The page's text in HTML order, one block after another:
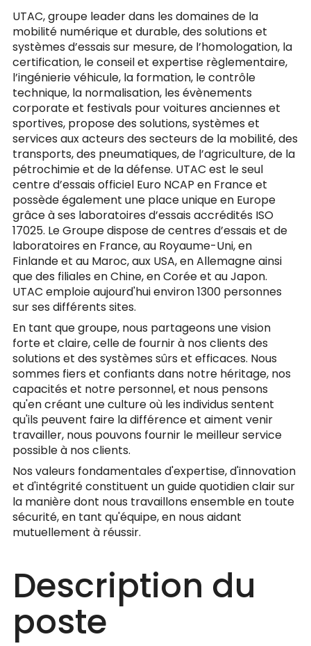
UTAC, groupe leader dans les domaines de la
mobilité numérique et durable, des solutions et
systèmes d’essais sur mesure, de l’homologation, la
certification, le conseil et expertise règlementaire,
l’ingénierie véhicule, la formation, le contrôle
technique, la normalisation, les évènements
corporate et festivals pour voitures anciennes et
sportives, propose des solutions, systèmes et
services aux acteurs des secteurs de la mobilité, des
transports, des pneumatiques, de l’agriculture, de la
pétrochimie et de la défense. UTAC est le seul
centre d’essais officiel Euro NCAP en France et
possède également une place unique en Europe
grâce à ses laboratoires d’essais accrédités ISO
17025. Le Groupe dispose de centres d’essais et de
laboratoires en France, au Royaume-Uni, en
Finlande et au Maroc, aux USA, en Allemagne ainsi
que des filiales en Chine, en Corée et au Japon.
UTAC emploie aujourd'hui environ 1300 personnes
sur ses différents sites.
En tant que groupe, nous partageons une vision
forte et claire, celle de fournir à nos clients des
solutions et des systèmes sûrs et efficaces. Nous
sommes fiers et confiants dans notre héritage, nos
capacités et notre personnel, et nous pensons
qu'en créant une culture où les individus sentent
qu'ils peuvent faire la différence et aiment venir
travailler, nous pouvons fournir le meilleur service
possible à nos clients.
Nos valeurs fondamentales d'expertise, d'innovation
et d'intégrité constituent un guide quotidien clair sur
la manière dont nous travaillons ensemble en toute
sécurité, en tant qu'équipe, en nous aidant
mutuellement à réussir.
Description du
poste